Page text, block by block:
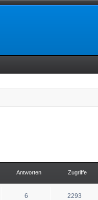
Antworten Zugriffe
6 2293